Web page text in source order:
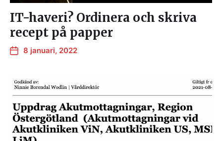
IT-haveri? Ordinera och skriva
recept på papper
8 januari, 2022